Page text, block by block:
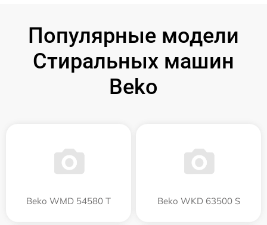
Популярные модели
Стиральных машин
Beko
Beko WMD 54580 T Beko WKD 63500 S